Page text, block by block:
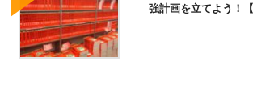
強計画を立てよう！